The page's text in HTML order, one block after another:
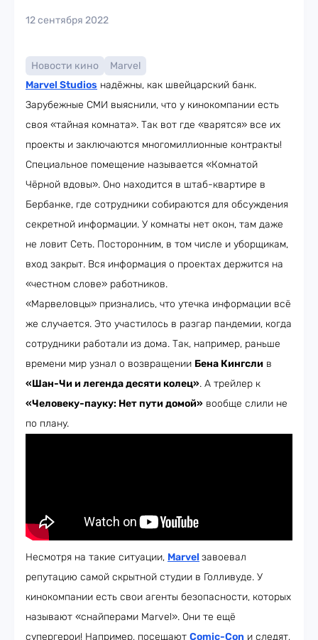
12 сентября 2022
Новости кино
Marvel
Marvel Studios надёжны, как швейцарский банк.
Зарубежные СМИ выяснили, что у кинокомпании есть
своя «тайная комната». Так вот где «варятся» все их
проекты и заключаются многомиллионные контракты!
Специальное помещение называется «Комнатой
Чёрной вдовы». Оно находится в штаб-квартире в
Бербанке, где сотрудники собираются для обсуждения
секретной информации. У комнаты нет окон, там даже
не ловит Сеть. Посторонним, в том числе и уборщикам,
вход закрыт. Вся информация о проектах держится на
«честном слове» работников.
«Марвеловцы» признались, что утечка информации всё
же случается. Это участилось в разгар пандемии, когда
сотрудники работали из дома. Так, например, раньше
времени мир узнал о возвращении Бена Кингсли в
«Шан-Чи и легенда десяти колец». А трейлер к
«Человеку-пауку: Нет пути домой» вообще слили не
по плану.
Несмотря на такие ситуации, Marvel завоевал
репутацию самой скрытной студии в Голливуде. У
кинокомпании есть свои агенты безопасности, которых
называют «снайперами Marvel». Они те ещё
супергерои! Например, посещают Comic-Con и следят,